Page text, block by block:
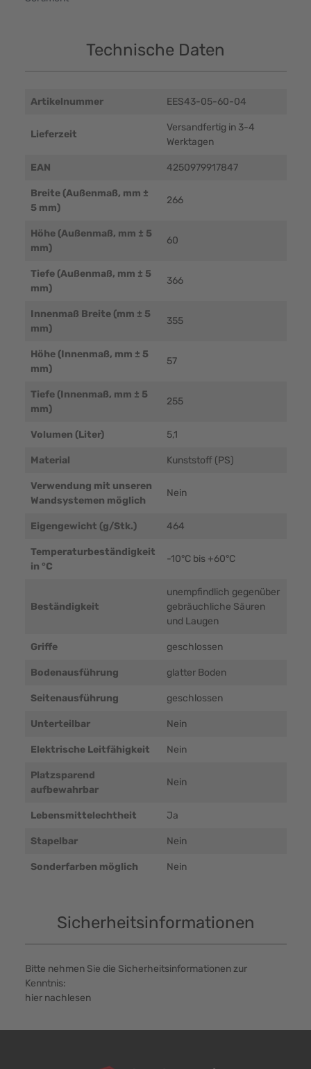
Technische Daten
Artikelnummer EES43-05-60-04
Lieferzeit
Versandfertig in 3-4
Werktagen
EAN 4250979917847
Breite (Außenmaß, mm ±
5 mm)
266
Höhe (Außenmaß, mm ± 5
mm)
60
Tiefe (Außenmaß, mm ± 5
mm)
366
Innenmaß Breite (mm ± 5
mm)
355
Höhe (Innenmaß, mm ± 5
mm)
57
Tiefe (Innenmaß, mm ± 5
mm)
255
Volumen (Liter) 5,1
Material Kunststoff (PS)
Verwendung mit unseren
Wandsystemen möglich
Nein
Eigengewicht (g/Stk.) 464
Temperaturbeständigkeit
in °C
-10°C bis +60°C
Beständigkeit
unempfindlich gegenüber
gebräuchliche Säuren
und Laugen
Griffe geschlossen
Bodenausführung glatter Boden
Seitenausführung geschlossen
Unterteilbar Nein
Elektrische Leitfähigkeit Nein
Platzsparend
aufbewahrbar
Nein
Lebensmittelechtheit Ja
Stapelbar Nein
Sonderfarben möglich Nein
Sicherheitsinformationen
Bitte nehmen Sie die Sicherheitsinformationen zur
Kenntnis:
hier nachlesen